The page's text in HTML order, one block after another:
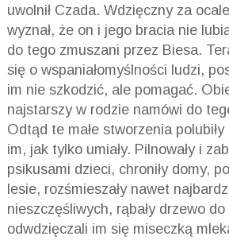
uwolnił Czada. Wdzięczny za
wyznał, że on i jego bracia nie
do tego zmuszani przez Biesa.
się o wspaniałomyślności ludzi,
im nie szkodzić, ale pomagać.
najstarszy w rodzie namówi do
Odtąd te małe stworzenia polubiły
im, jak tylko umiały. Pilnowały i
psikusami dzieci, chroniły domy,
lesie, rozśmieszały nawet
nieszczęśliwych, rąbały drzewo
odwdzięczali im się miseczką